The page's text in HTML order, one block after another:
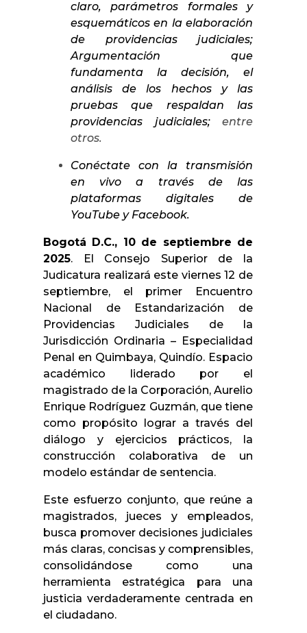
claro, parámetros formales y
esquemáticos en la elaboración
de providencias judiciales;
Argumentación que
fundamenta la decisión, el
análisis de los hechos y las
pruebas que respaldan las
providencias judiciales;entre
otros.
Conéctate con la transmisión
en vivo a través de las
plataformas digitales de
YouTube y Facebook.
Bogotá D.C., 10 de septiembre de
2025. El Consejo Superior de la
Judicatura realizará este viernes 12 de
septiembre, el primer Encuentro
Nacional de Estandarización de
Providencias Judiciales de la
Jurisdicción Ordinaria – Especialidad
Penal en Quimbaya, Quindío. Espacio
académico liderado por el
magistrado de la Corporación, Aurelio
Enrique Rodríguez Guzmán, que tiene
como propósito lograr a través del
diálogo y ejercicios prácticos, la
construcción colaborativa de un
modelo estándar de sentencia.
Este esfuerzo conjunto, que reúne a
magistrados, jueces y empleados,
busca promover decisiones judiciales
más claras, concisas y comprensibles,
consolidándose como una
herramienta estratégica para una
justicia verdaderamente centrada en
el ciudadano.